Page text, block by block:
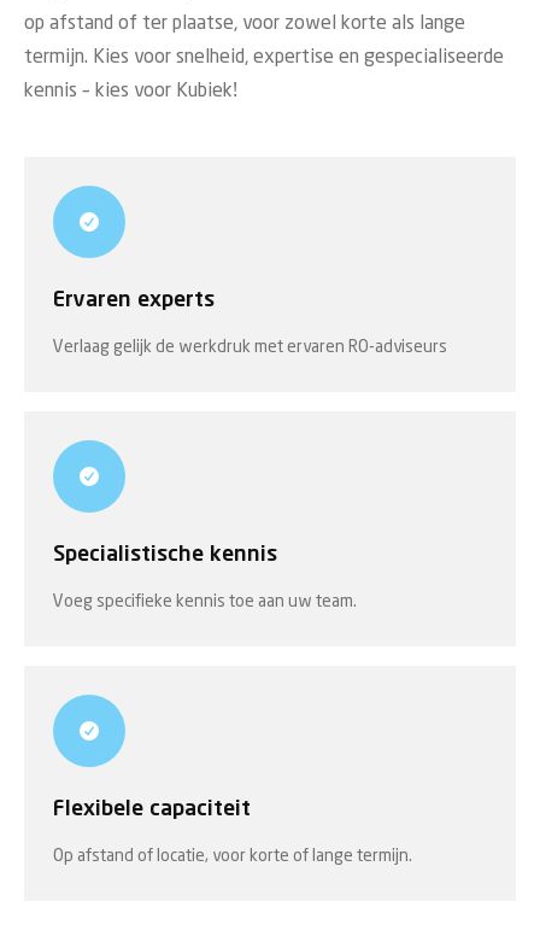
op afstand of ter plaatse, voor zowel korte als lange
termijn. Kies voor snelheid, expertise en gespecialiseerde
kennis – kies voor Kubiek!
Ervaren experts
Verlaag gelijk de werkdruk met ervaren RO-adviseurs
Specialistische kennis
Voeg specifieke kennis toe aan uw team.
Flexibele capaciteit
Op afstand of locatie, voor korte of lange termijn.